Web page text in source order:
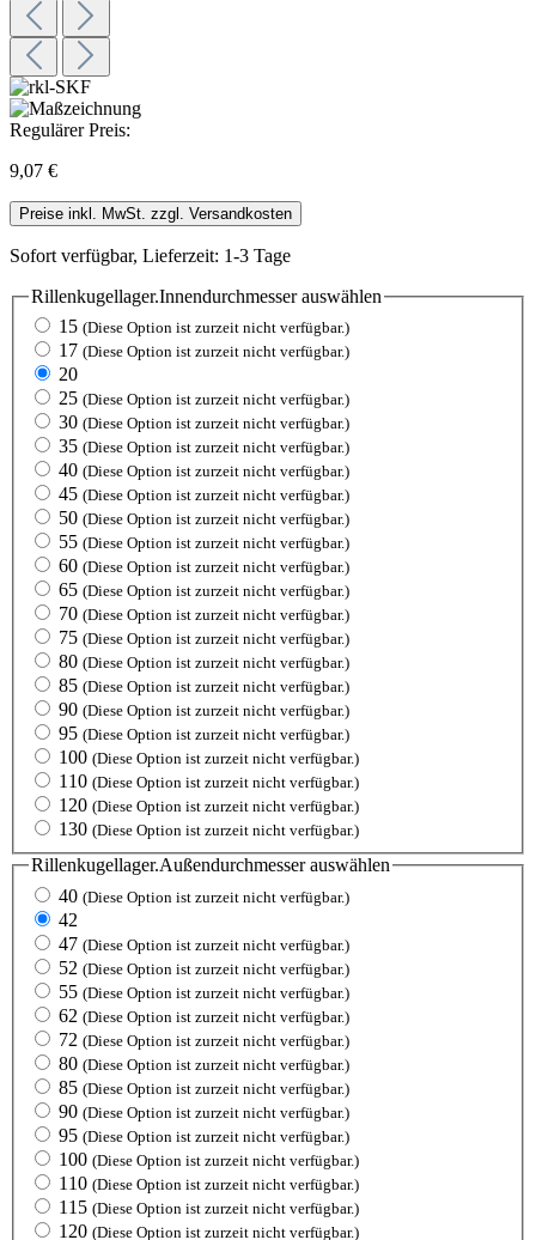
Regulärer Preis:
9,07 €
Preise inkl. MwSt. zzgl. Versandkosten
Sofort verfügbar, Lieferzeit: 1-3 Tage
Rillenkugellager.Innendurchmesserauswählen
15 (Diese Option ist zurzeit nicht verfügbar.)
17 (Diese Option ist zurzeit nicht verfügbar.)
20
25 (Diese Option ist zurzeit nicht verfügbar.)
30 (Diese Option ist zurzeit nicht verfügbar.)
35 (Diese Option ist zurzeit nicht verfügbar.)
40 (Diese Option ist zurzeit nicht verfügbar.)
45 (Diese Option ist zurzeit nicht verfügbar.)
50 (Diese Option ist zurzeit nicht verfügbar.)
55 (Diese Option ist zurzeit nicht verfügbar.)
60 (Diese Option ist zurzeit nicht verfügbar.)
65 (Diese Option ist zurzeit nicht verfügbar.)
70 (Diese Option ist zurzeit nicht verfügbar.)
75 (Diese Option ist zurzeit nicht verfügbar.)
80 (Diese Option ist zurzeit nicht verfügbar.)
85 (Diese Option ist zurzeit nicht verfügbar.)
90 (Diese Option ist zurzeit nicht verfügbar.)
95 (Diese Option ist zurzeit nicht verfügbar.)
100 (Diese Option ist zurzeit nicht verfügbar.)
110 (Diese Option ist zurzeit nicht verfügbar.)
120 (Diese Option ist zurzeit nicht verfügbar.)
130 (Diese Option ist zurzeit nicht verfügbar.)
Rillenkugellager.Außendurchmesserauswählen
40 (Diese Option ist zurzeit nicht verfügbar.)
42
47 (Diese Option ist zurzeit nicht verfügbar.)
52 (Diese Option ist zurzeit nicht verfügbar.)
55 (Diese Option ist zurzeit nicht verfügbar.)
62 (Diese Option ist zurzeit nicht verfügbar.)
72 (Diese Option ist zurzeit nicht verfügbar.)
80 (Diese Option ist zurzeit nicht verfügbar.)
85 (Diese Option ist zurzeit nicht verfügbar.)
90 (Diese Option ist zurzeit nicht verfügbar.)
95 (Diese Option ist zurzeit nicht verfügbar.)
100 (Diese Option ist zurzeit nicht verfügbar.)
110 (Diese Option ist zurzeit nicht verfügbar.)
115 (Diese Option ist zurzeit nicht verfügbar.)
120 (Diese Option ist zurzeit nicht verfügbar.)